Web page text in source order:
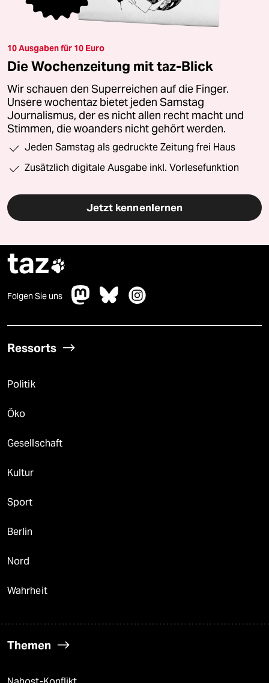
10 Ausgaben für 10 Euro
Die Wochenzeitung mit taz-Blick
Wir schauen den Superreichen auf die Finger.
Unsere wochentaz bietet jeden Samstag
Journalismus, der es nicht allen recht macht und
Stimmen, die woanders nicht gehört werden.
Jeden Samstag als gedruckte Zeitung frei Haus
Zusätzlich digitale Ausgabe inkl. Vorlesefunktion
Jetzt kennenlernen
taz
Folgen Sie uns
Ressorts
Politik
Öko
Gesellschaft
Kultur
Sport
Berlin
Nord
Wahrheit
Themen